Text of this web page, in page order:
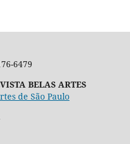
6479
BELAS ARTES
de São Paulo